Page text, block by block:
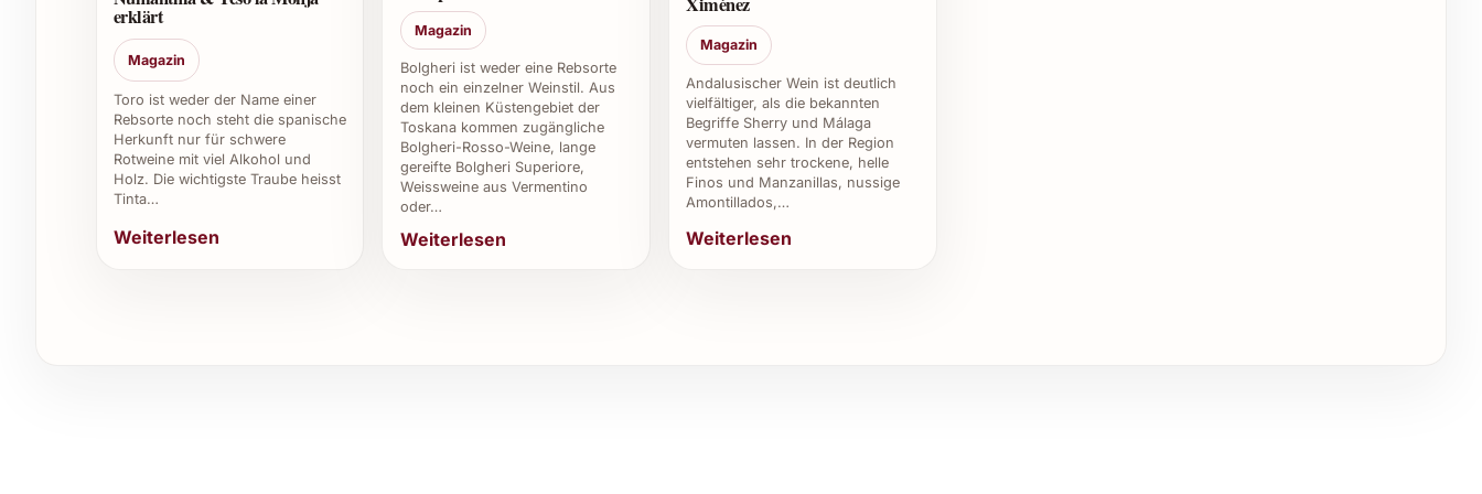
nicht empfohlen, da der frische Charakter verloren gehen kann.
6. Für welche Anlässe eignet sich der Sierra Cantabria Rosado besonders?
Er passt hervorragend zu sommerlichen Festen, stilvollen Dinnerpartys, festlichen Feiern sowie als
Aperitif bei Empfängen und Firmenevents.
7. Ist Sierra Cantabria Rosado 2025 vegan?
erklärt
Magazin
Toro ist weder der Name einer
Rebsorte noch steht die spanische
Herkunft nur für schwere
Rotweine mit viel Alkohol und
Holz. Die wichtigste Traube heisst
Tinta…
Weiterlesen
Magazin
Bolgheri ist weder eine Rebsorte
noch ein einzelner Weinstil. Aus
dem kleinen Küstengebiet der
Toskana kommen zugängliche
Bolgheri-Rosso-Weine, lange
gereifte Bolgheri Superiore,
Weissweine aus Vermentino
oder…
Weiterlesen
Magazin
Andalusischer Wein ist deutlich
vielfältiger, als die bekannten
Begriffe Sherry und Málaga
vermuten lassen. In der Region
entstehen sehr trockene, helle
Finos und Manzanillas, nussige
Amontillados,…
Weiterlesen